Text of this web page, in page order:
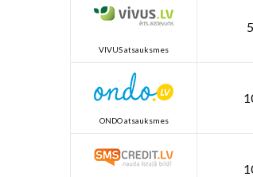
VIVUS atsauksmes
ONDO atsauksmes